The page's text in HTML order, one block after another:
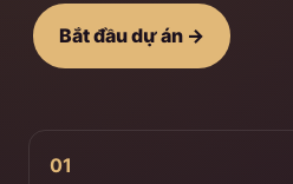
Bắt đầu dự án →
01